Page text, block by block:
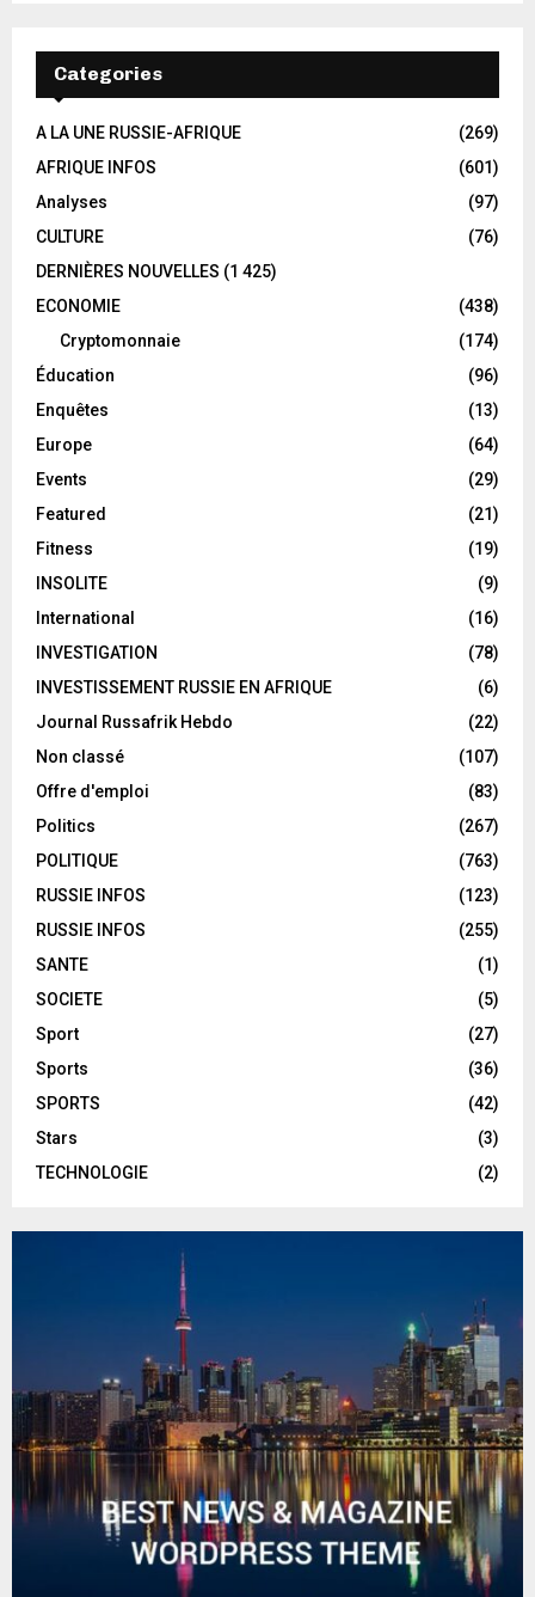
Categories
A LA UNE RUSSIE-AFRIQUE
(269)
AFRIQUE INFOS
(601)
Analyses
(97)
CULTURE
(76)
DERNIÈRES NOUVELLES (1 425)
ECONOMIE
(438)
Cryptomonnaie
(174)
Éducation
(96)
Enquêtes
(13)
Europe
(64)
Events
(29)
Featured
(21)
Fitness
(19)
INSOLITE
(9)
International
(16)
INVESTIGATION
(78)
INVESTISSEMENT RUSSIE EN AFRIQUE
(6)
Journal Russafrik Hebdo
(22)
Non classé
(107)
Offre d'emploi
(83)
Politics
(267)
POLITIQUE
(763)
RUSSIE INFOS
(123)
RUSSIE INFOS
(255)
SANTE
(1)
SOCIETE
(5)
Sport
(27)
Sports
(36)
SPORTS
(42)
Stars
(3)
TECHNOLOGIE
(2)